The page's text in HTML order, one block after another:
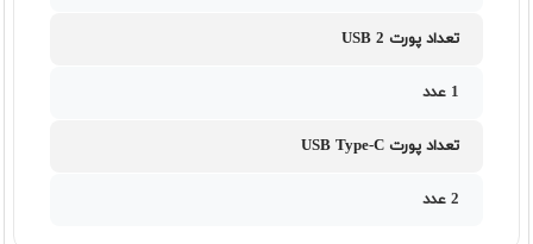
تعداد پورت USB 2
1 عدد
تعداد پورت USB Type-C
2 عدد